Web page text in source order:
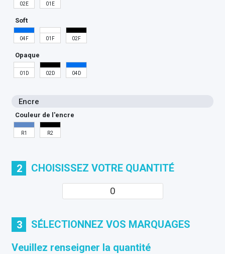
02E 01E
Soft
04F 01F 02F
Opaque
01D 02D 04D
Encre
Couleur de l'encre
R1 R2
2 CHOISISSEZ VOTRE QUANTITÉ
3
SÉLECTIONNEZ VOS MARQUAGES
Veuillez renseigner la quantité